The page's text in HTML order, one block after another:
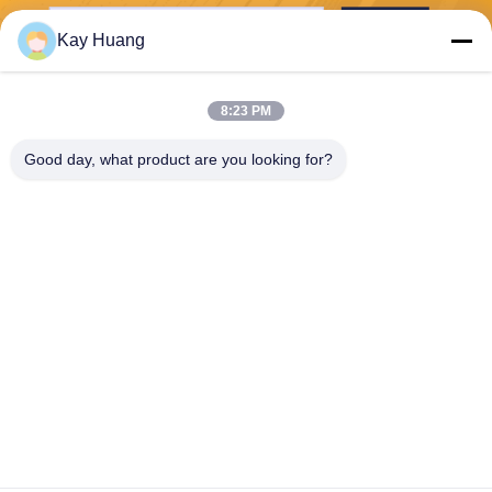
Kay Huang
8:23 PM
Good day, what product are you looking for?